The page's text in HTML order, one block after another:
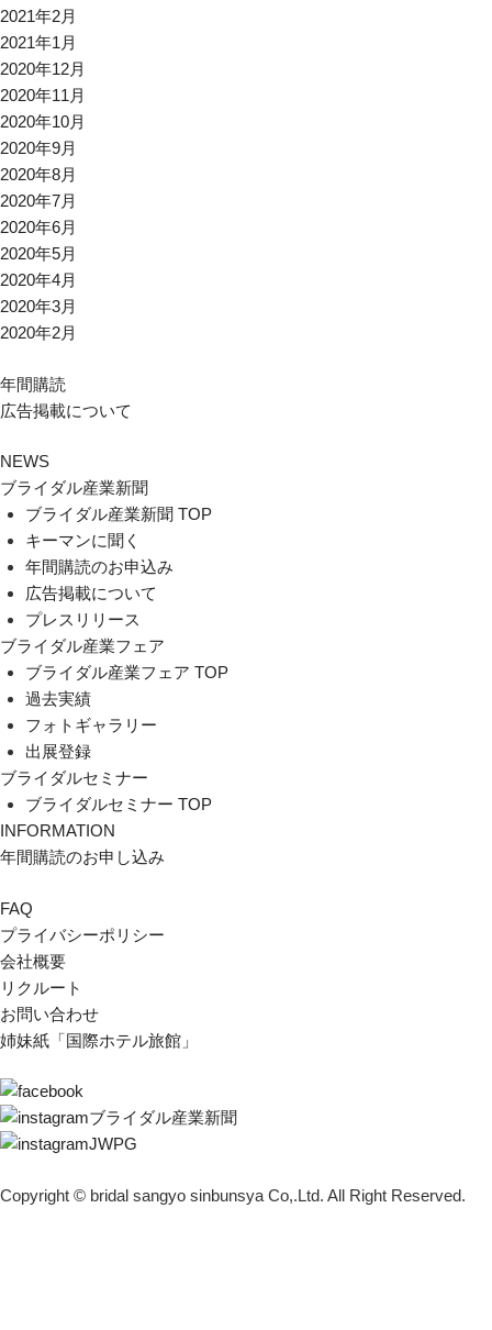
2021年2月
2021年1月
2020年12月
2020年11月
2020年10月
2020年9月
2020年8月
2020年7月
2020年6月
2020年5月
2020年4月
2020年3月
2020年2月
年間購読
広告掲載について
NEWS
ブライダル産業新聞
ブライダル産業新聞 TOP
キーマンに聞く
年間購読のお申込み
広告掲載について
プレスリリース
ブライダル産業フェア
ブライダル産業フェア TOP
過去実績
フォトギャラリー
出展登録
ブライダルセミナー
ブライダルセミナー TOP
INFORMATION
年間購読のお申し込み
FAQ
プライバシーポリシー
会社概要
リクルート
お問い合わせ
姉妹紙「国際ホテル旅館」
ブライダル産業新聞
JWPG
Copyright © bridal sangyo sinbunsya Co,.Ltd. All Right Reserved.